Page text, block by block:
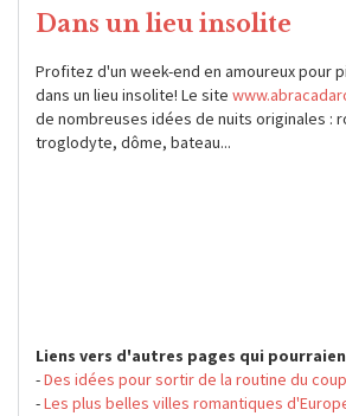
Dans un lieu insolite
Profitez d'un week-end en amoureux pour
dans un lieu insolite! Le site
de nombreuses idées de nuits originales :
troglodyte, dôme, bateau...
Liens vers d'autres pages qui
-Des idées pour sortir de la routine du
-Les plus belles villes romantiques